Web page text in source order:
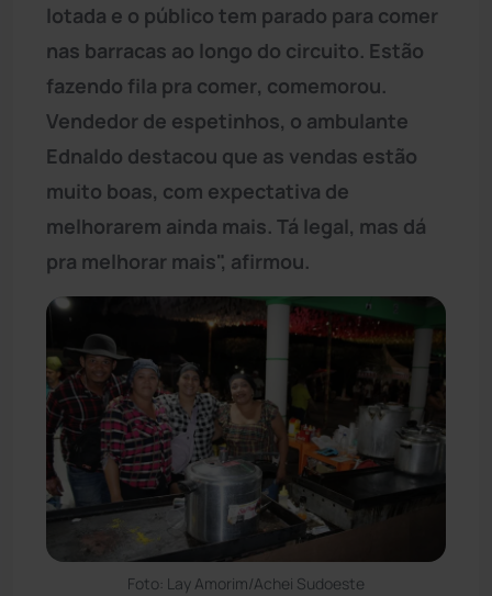
lotada e o público tem parado para comer
nas barracas ao longo do circuito. Estão
fazendo fila pra comer, comemorou.
Vendedor de espetinhos, o ambulante
Ednaldo destacou que as vendas estão
muito boas, com expectativa de
melhorarem ainda mais. Tá legal, mas dá
pra melhorar mais", afirmou.
Foto: Lay Amorim/Achei Sudoeste